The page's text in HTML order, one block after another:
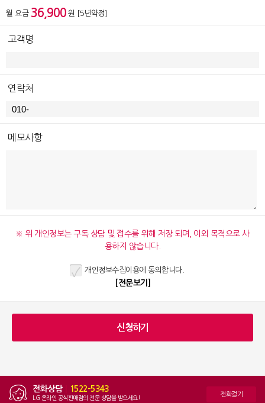
월 요금 36,900 원 [5년약정]
고객명
연락처
메모사항
※ 위 개인정보는 구독 상담 및 접수를 위해 저장 되며, 이외 목적으로 사
용하지 않습니다.
개인정보수집이용에 동의합니다.
[전문보기]
전화상담 1522-5343
LG 온라인 공식판매점의 전문 상담을 받으세요! 전화걸기